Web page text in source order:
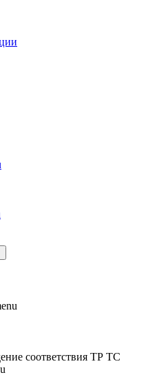
соответствия ТР ТС